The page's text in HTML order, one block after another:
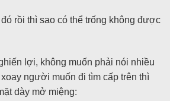
rồi thì sao có thể trống không được
lợi, không muốn phải nói nhiều
người muốn đi tìm cấp trên thì
dày mở miệng: